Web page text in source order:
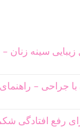
سینه زنان –
جراحی –
رفع افتادگی